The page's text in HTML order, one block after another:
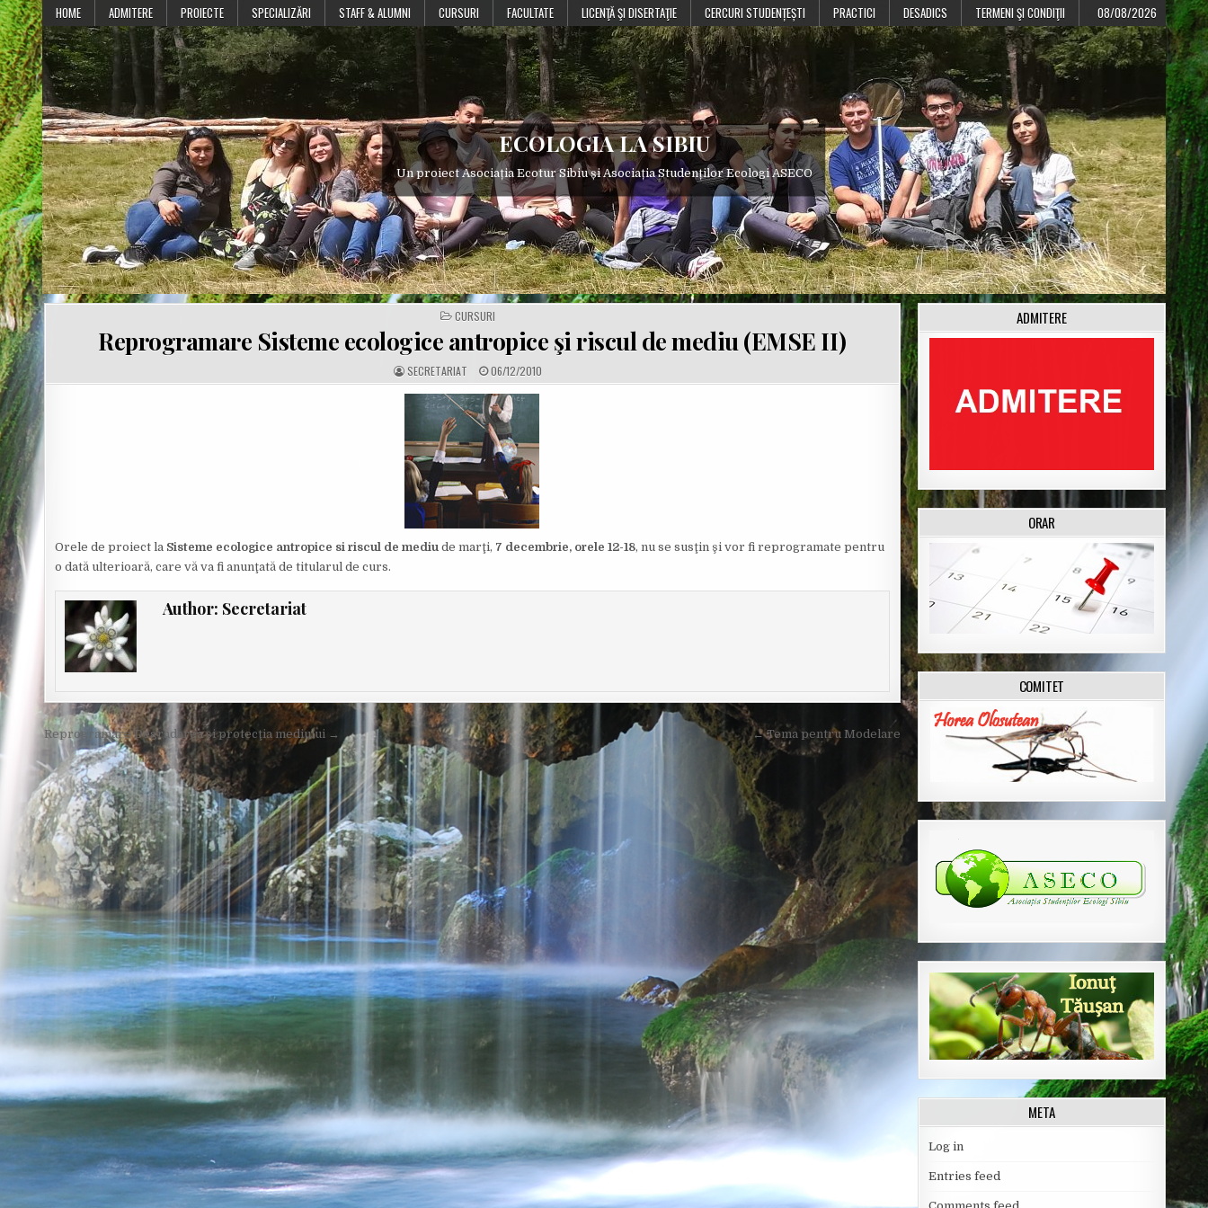
Skip
to
content
HOME ADMITERE PROIECTE SPECIALIZĂRI STAFF & ALUMNI CURSURI FACULTATE LICENŢĂ ŞI DISERTAŢIE CERCURI STUDENȚEȘTI PRACTICI DESADICS TERMENI ŞI CONDIŢII 08/08/2026
ECOLOGIA LA SIBIU
Un proiect Asociația Ecotur Sibiu și Asociația Studenților Ecologi ASECO
POSTED
IN
CURSURI
Reprogramare Sisteme ecologice antropice şi riscul de mediu (EMSE II)
A
U
T
SECRETARIAT P
U
B
L
I
S
H
D
A
T
E
06/12/2010
Orele de proiect la Sisteme ecologice antropice si riscul de mediu de marţi, 7 decembrie, orele 12-18, nu se susţin şi vor fi reprogramate pentru
o dată ulterioară, care vă va fi anunţată de titularul de curs.
Author: Secretariat
Post
navigation
← Tema pentru Modelare
Reprogramare Degradarea şi protecţia mediului →
ADMITERE
ORAR
COMITET
META
Log in
Entries feed